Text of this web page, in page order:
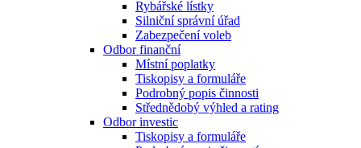
Rybářské lístky
Silniční správní úřad
Zabezpečení voleb
Odbor finanční
Místní poplatky
Tiskopisy a formuláře
Podrobný popis činnosti
Střednědobý výhled a rating
Odbor investic
Tiskopisy a formuláře